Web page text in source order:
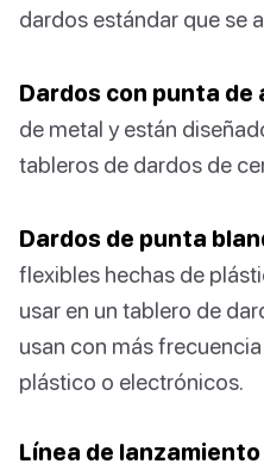
dardos estándar que se
Dardos con punta de
de metal y están
tableros de dardos de
Dardos de punta
flexibles hechas de
usar en un tablero de
usan con más
plástico o electrónicos.
Línea de lanzamiento